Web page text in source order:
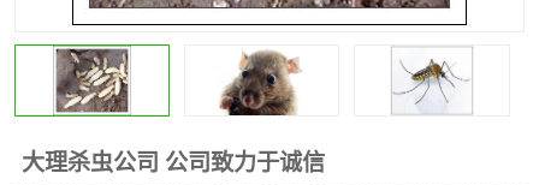
大理杀虫公司 公司致力于诚信